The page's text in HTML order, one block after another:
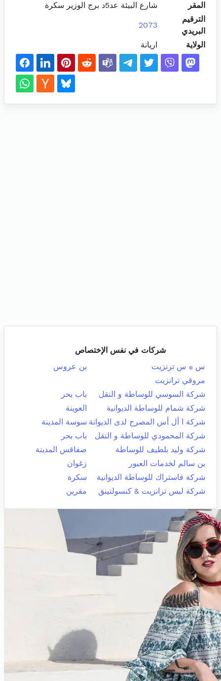
المقر
شارع البيئة عد5د برج الوزير سكرة
الترقيم
البريدي
2073
الولاية اريانة
شركات في نفس الإختصاص
س ه س ترنزيت
بن عروس
مروقي ترانزيت
شركة السوسي للوساطة و النقل
باب بحر
شركة شمام للوساطة الديوانية
العوينة
شركة ا أل أس المصرح لدى الديوانة سوسة المدينة
شركة المحمودي للوساطة و النقل
باب بحر
شركة وليد بلطيف للوساطة
صفاقس المدينة
بن سالم لخدمات العبور
زغوان
شركة فاستراك للوساطة الديوانية
سكرة
شركة ليس ترانزيت & كنسولتينق
مقرين